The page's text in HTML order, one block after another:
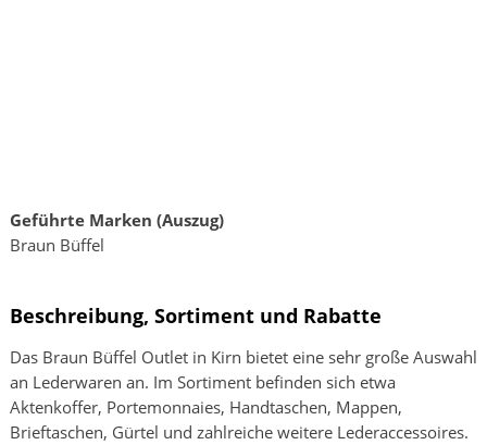
Geführte Marken (Auszug)
Braun Büffel
Beschreibung, Sortiment und Rabatte
Das Braun Büffel Outlet in Kirn bietet eine sehr große Auswahl
an Lederwaren an. Im Sortiment befinden sich etwa
Aktenkoffer, Portemonnaies, Handtaschen, Mappen,
Brieftaschen, Gürtel und zahlreiche weitere Lederaccessoires.